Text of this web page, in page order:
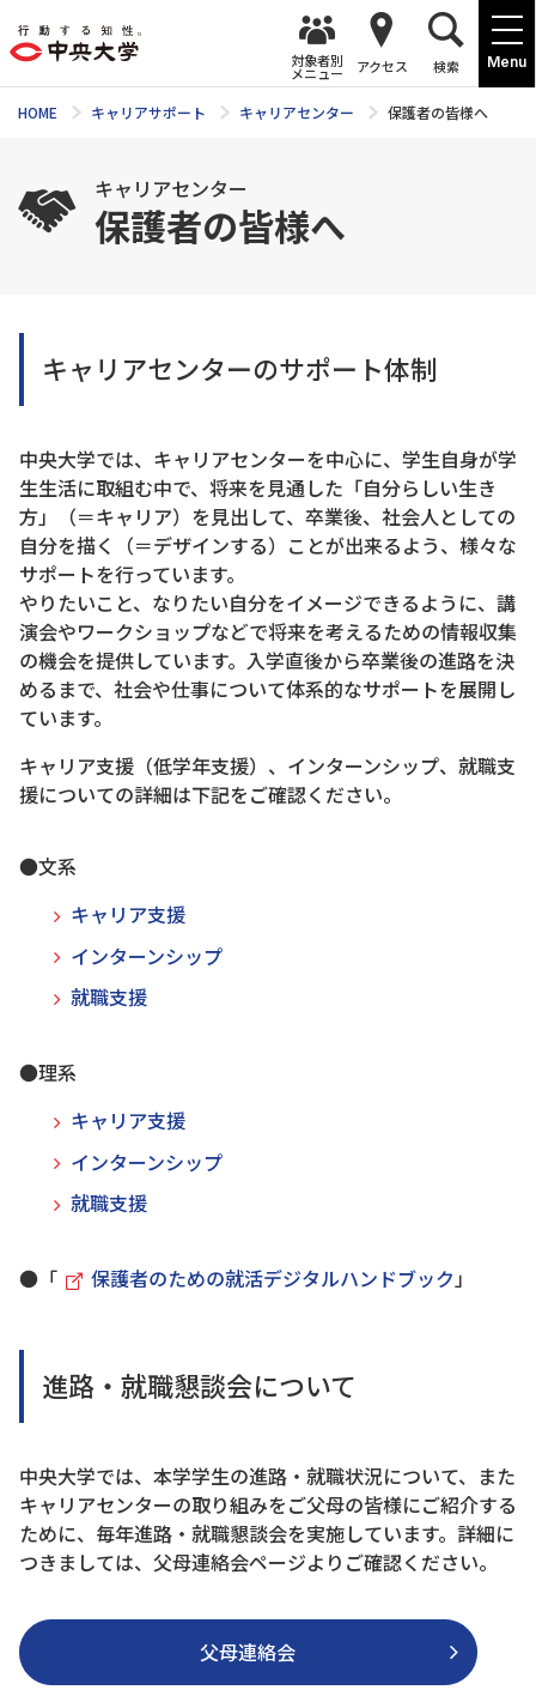
Menu
対象者別
メニュー アクセス 検索
HOME キャリアサポート キャリアセンター 保護者の皆様へ
キャリアセンター
保護者の皆様へ
キャリアセンターのサポート体制
中央大学では、キャリアセンターを中心に、学生自身が学
生生活に取組む中で、将来を見通した「自分らしい生き
方」（＝キャリア）を見出して、卒業後、社会人としての
自分を描く（＝デザインする）ことが出来るよう、様々な
サポートを行っています。
やりたいこと、なりたい自分をイメージできるように、講
演会やワークショップなどで将来を考えるための情報収集
の機会を提供しています。入学直後から卒業後の進路を決
めるまで、社会や仕事について体系的なサポートを展開し
ています。
キャリア支援（低学年支援）、インターンシップ、就職支
援についての詳細は下記をご確認ください。
●文系
キャリア支援
インターンシップ
就職支援
●理系
キャリア支援
インターンシップ
就職支援
●「 保護者のための就活デジタルハンドブック」
進路・就職懇談会について
中央大学では、本学学生の進路・就職状況について、また
キャリアセンターの取り組みをご父母の皆様にご紹介する
ために、毎年進路・就職懇談会を実施しています。詳細に
つきましては、父母連絡会ページよりご確認ください。
父母連絡会